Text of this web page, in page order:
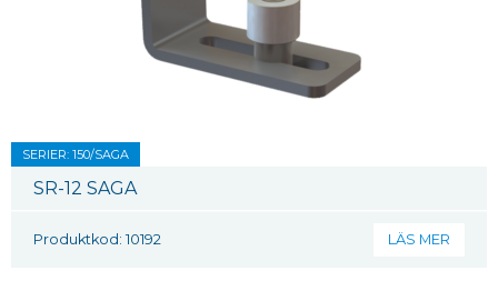
SERIER: 150/SAGA
SR-12 SAGA
Produktkod: 10192 LÄS MER